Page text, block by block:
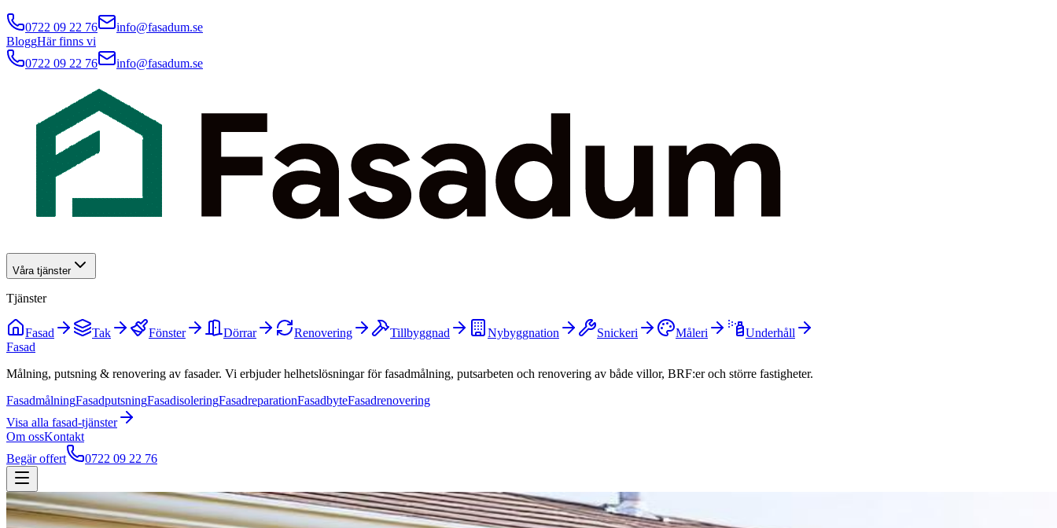
0722 09 22 76
info@fasadum.se
BloggHär finns vi
0722 09 22 76
info@fasadum.se
Våra tjänster
Tjänster
Fasad Tak Fönster Dörrar Renovering Tillbyggnad Nybyggnation Snickeri Måleri
Underhåll
Fasad
Målning, putsning & renovering av fasader. Vi erbjuder helhetslösningar för fasadmålning, putsarbeten och renovering av både villor, BRF:er och större fastigheter.
FasadmålningFasadputsningFasadisoleringFasadreparationFasadbyteFasadrenovering
Visa alla fasad-tjänster
Om ossKontakt
Begär offert
0722 09 22 76